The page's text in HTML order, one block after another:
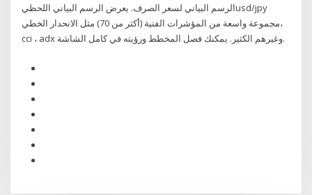
الرسم البياني لسعر الصرف. يعرض الرسم البياني اللحظيusd/jpy
مجموعة واسعة من المؤشرات الفنية (أكثر من 70) مثل الانحدار الخطي،
cci ، adx وغيرهم الكثير. يمكنك فصل المخطط ورؤيته في كامل الشاشة.